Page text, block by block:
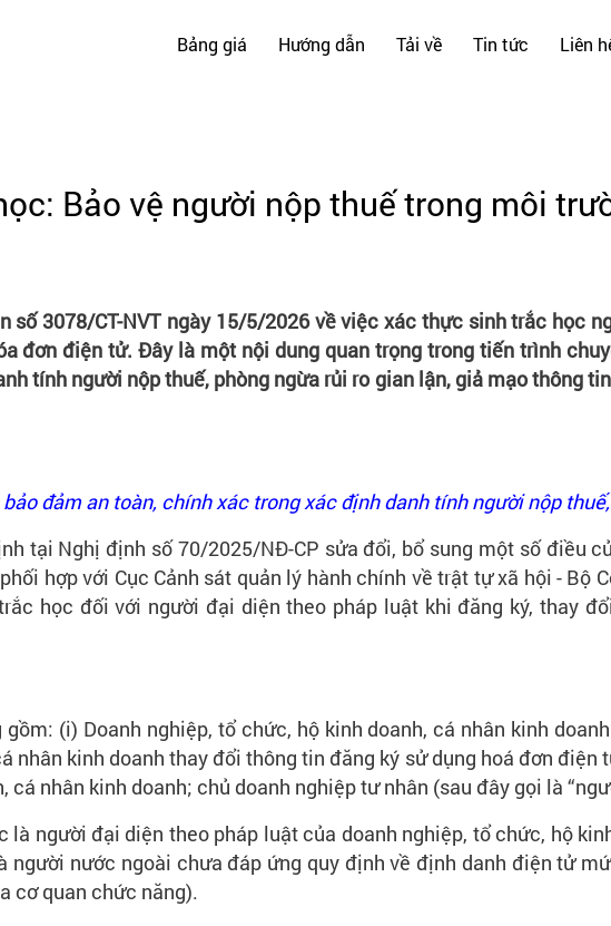
Bảng giá Hướng dẫn Tải về Tin tức Liên
Bảo vệ người nộp thuế trong môi
số 3078/CT-NVT ngày 15/5/2026 về việc xác thực sinh trắc học
đơn điện tử. Đây là một nội dung quan trọng trong tiến trình
tính người nộp thuế, phòng ngừa rủi ro gian lận, giả mạo thông
đảm an toàn, chính xác trong xác định danh tính người nộp
tại Nghị định số 70/2025/NĐ-CP sửa đổi, bổ sung một số điều
hợp với Cục Cảnh sát quản lý hành chính về trật tự xã hội - Bộ
học đối với người đại diện theo pháp luật khi đăng ký, thay
(i) Doanh nghiệp, tổ chức, hộ kinh doanh, cá nhân kinh
nhân kinh doanh thay đổi thông tin đăng ký sử dụng hoá đơn
cá nhân kinh doanh; chủ doanh nghiệp tư nhân (sau đây gọi là
người đại diện theo pháp luật của doanh nghiệp, tổ chức, hộ
người nước ngoài chưa đáp ứng quy định về định danh điện tử
cơ quan chức năng).